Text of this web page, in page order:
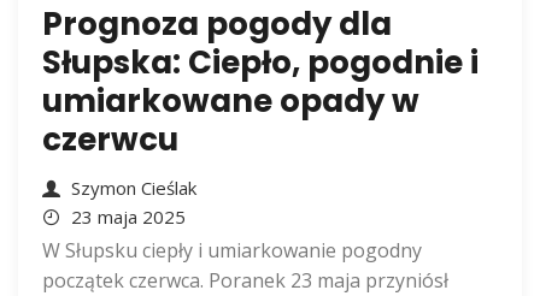
Prognoza pogody dla
Słupska: Ciepło, pogodnie i
umiarkowane opady w
czerwcu
Szymon Cieślak
23 maja 2025
W Słupsku ciepły i umiarkowanie pogodny
początek czerwca. Poranek 23 maja przyniósł